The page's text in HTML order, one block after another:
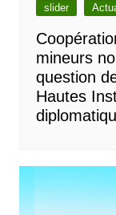
slider
mineurs
question
Hautes